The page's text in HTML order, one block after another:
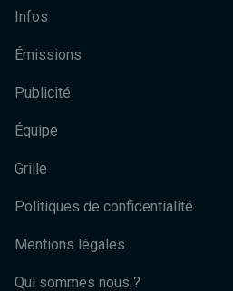
Infos
Émissions
Publicité
Équipe
Grille
Politiques de confidentialité
Mentions légales
Qui sommes nous ?